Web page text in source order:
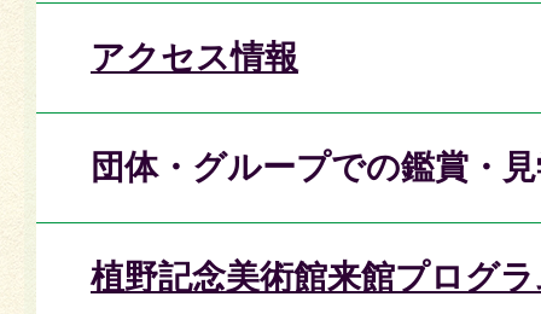
アクセス情報
団体・グループでの鑑賞・
植野記念美術館来館プログ